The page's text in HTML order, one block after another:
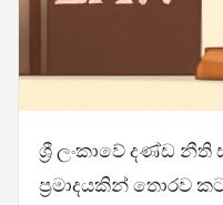
ශ්‍රී ලංකාවේ දණ්ඩ නීති
ප්‍රමාදයකින් තොරව